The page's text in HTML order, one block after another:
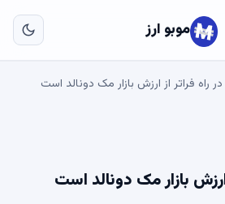
موبو ارز